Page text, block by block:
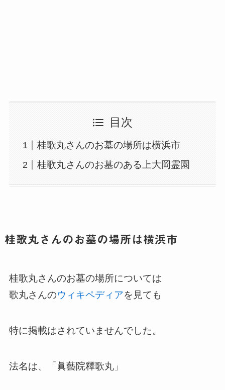
目次
桂歌丸さんのお墓の場所は横浜市
桂歌丸さんのお墓のある上大岡霊園
桂歌丸さんのお墓の場所は横浜市
桂歌丸さんのお墓の場所については
歌丸さんのウィキペディアを見ても
特に掲載はされていませんでした。
法名は、「眞藝院釋歌丸」